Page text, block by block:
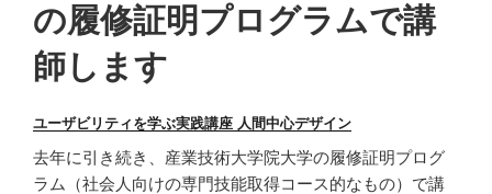
の履修証明プログラムで講
師します
ユーザビリティを学ぶ実践講座 人間中心デザイン
去年に引き続き、産業技術大学院大学の履修証明プログ
ラム（社会人向けの専門技能取得コース的なもの）で講